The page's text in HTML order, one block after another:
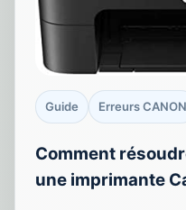
Guide Erreurs CANON
Comment
une imprimante